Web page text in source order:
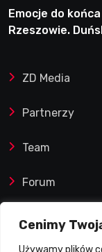
Cenimy
Używamy plików
Emocje do
Rzeszowie.
ZD Media
Partnerzy
Team
Forum
Reklamy i